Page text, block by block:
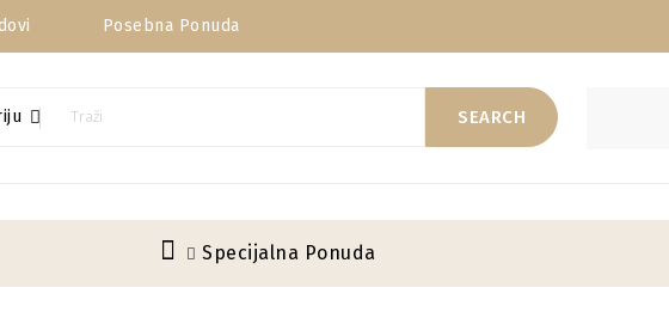
Posebna Ponuda
SEARCH
Specijalna Ponuda